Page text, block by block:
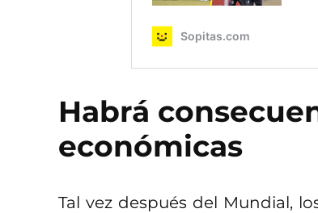
Habrá
económicas
Tal vez después del Mundial,